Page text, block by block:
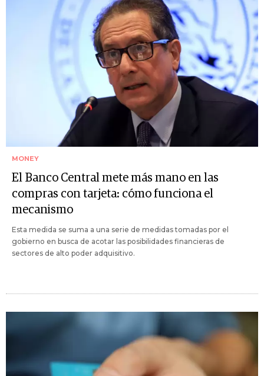
MONEY
El Banco Central mete más mano en las
compras con tarjeta: cómo funciona el
mecanismo
Esta medida se suma a una serie de medidas tomadas por el
gobierno en busca de acotar las posibilidades financieras de
sectores de alto poder adquisitivo.